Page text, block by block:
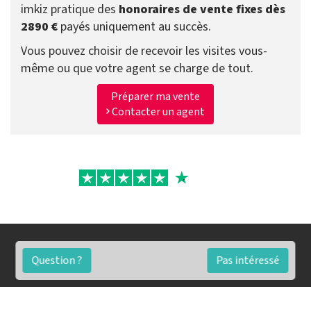
Question ? Pas intéressé
imkiz pratique des honoraires de vente fixes dès
2890 € payés uniquement au succès.
Vous pouvez choisir de recevoir les visites vous-
même ou que votre agent se charge de tout.
Préparer ma vente
Contacter un agent